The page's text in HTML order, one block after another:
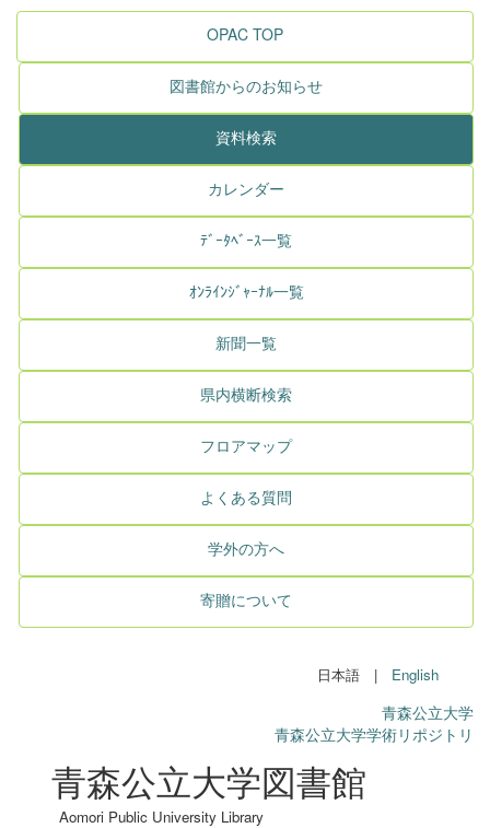
OPAC TOP
図書館からのお知らせ
資料検索
カレンダー
ﾃﾞｰﾀﾍﾞｰｽ一覧
ｵﾝﾗｲﾝｼﾞｬｰﾅﾙ一覧
新聞一覧
県内横断検索
フロアマップ
よくある質問
学外の方へ
寄贈について
日本語 | English
青森公立大学
青森公立大学学術リポジトリ
青森公立大学図書館
Aomori Public University Library